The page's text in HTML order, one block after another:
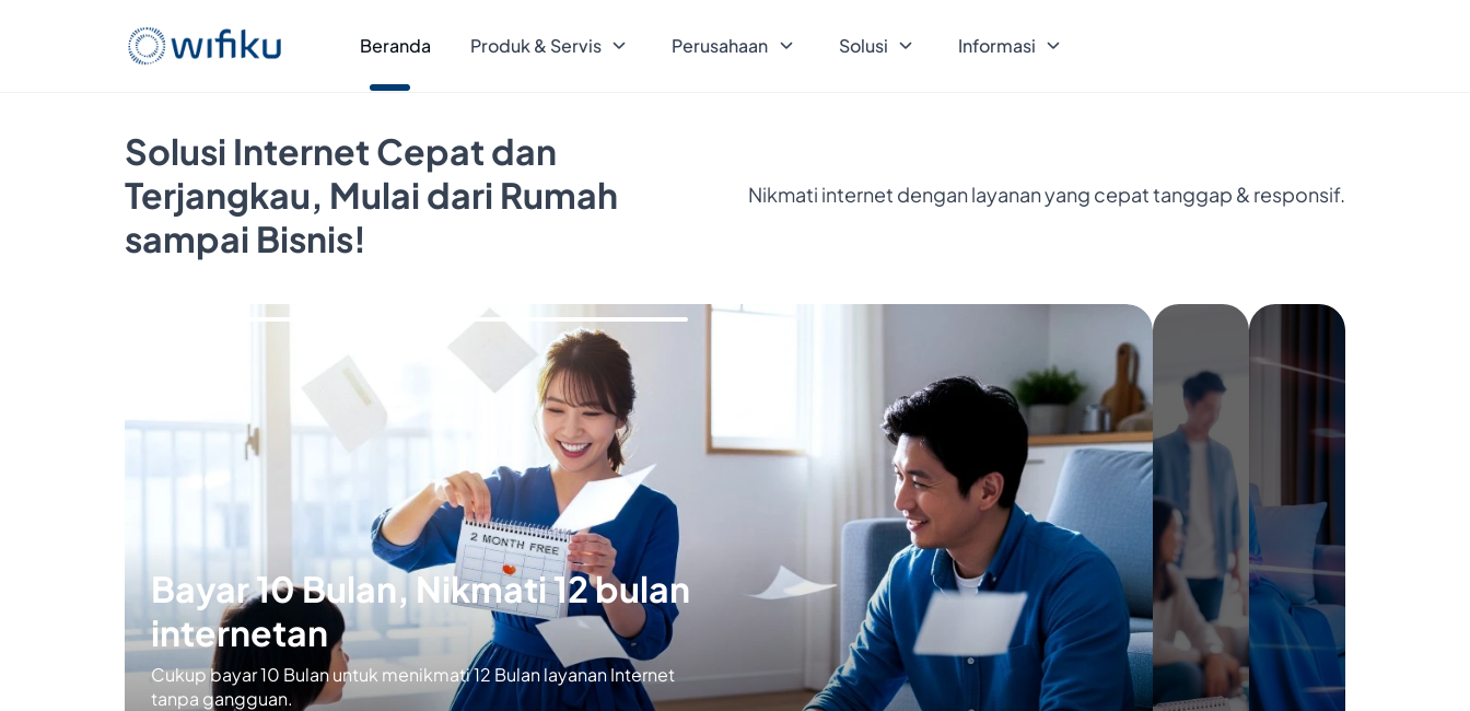
Beranda Produk & Servis Perusahaan Solusi Informasi
Solusi Internet Cepat dan
Terjangkau, Mulai dari Rumah
sampai Bisnis!
Nikmati internet dengan layanan yang cepat tanggap & responsif.
Bayar 10 Bulan, Nikmati 12 bulan
internetan
Cukup bayar 10 Bulan untuk menikmati 12 Bulan layanan Internet
tanpa gangguan.